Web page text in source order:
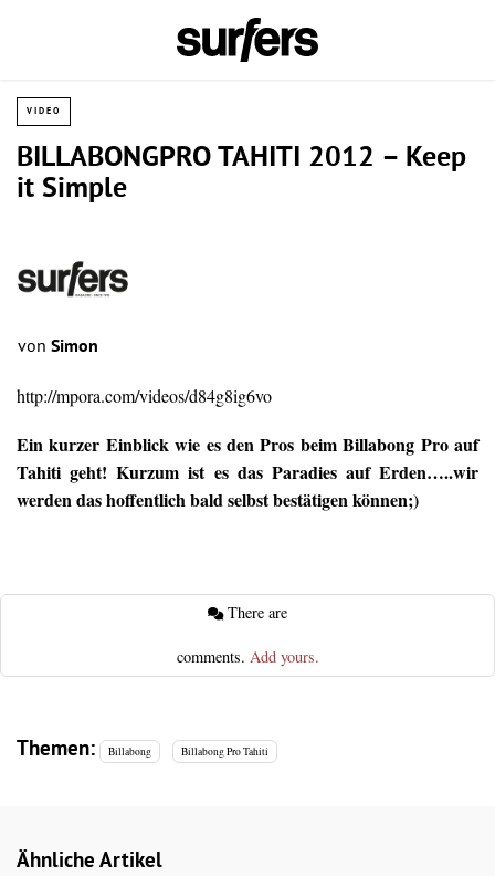
VIDEO
BILLABONGPRO TAHITI 2012 – Keep
it Simple
von Simon
http://mpora.com/videos/d84g8ig6vo
Ein kurzer Einblick wie es den Pros beim Billabong Pro auf
Tahiti geht! Kurzum ist es das Paradies auf Erden…..wir
werden das hoffentlich bald selbst bestätigen können;)
comments. Add yours.
Themen: Billabong Billabong Pro Tahiti
Ähnliche Artikel